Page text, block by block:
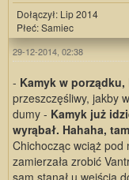
Dołączył: Lip 2014
Płeć: Samiec
29-12-2014, 02:38
- Kamyk w
przeszczęśliwy, jakby
dumy - Kamyk już
wyrąbał. Hahaha,
Chichocząc wciąż pod
zamierzała zrobić
sam stanął u wejścia